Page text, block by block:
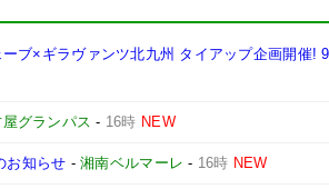
ブ×ギラヴァンツ北九州 タイアップ企画開催!
グランパス - 16時 NEW
お知らせ -湘南ベルマーレ - 16時 NEW